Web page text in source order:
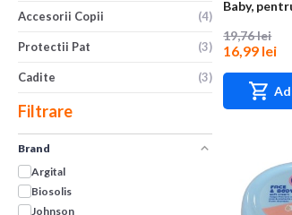
Accesorii Copii (4)
Protectii Pat (3)
Cadite (3)
Filtrare
Brand
Argital
Biosolis
Johnson
Baby,
19,76 lei
16,99 lei